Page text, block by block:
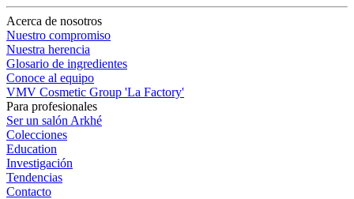
Acerca de nosotros
Nuestro compromiso
Nuestra herencia
Glosario de ingredientes
Conoce al equipo
VMV Cosmetic Group 'La Factory'
Para profesionales
Ser un salón Arkhé
Colecciones
Education
Investigación
Tendencias
Contacto